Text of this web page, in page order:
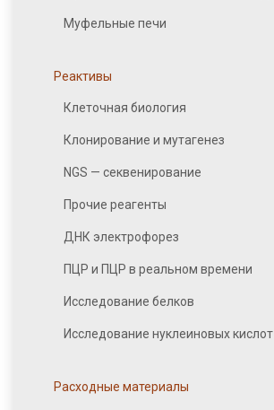
Муфельные печи
Реактивы
Клеточная биология
Клонирование и мутагенез
NGS — секвенирование
Прочие реагенты
ДНК электрофорез
ПЦР и ПЦР в реальном времени
Исследование белков
Исследование нуклеиновых кислот
Расходные материалы